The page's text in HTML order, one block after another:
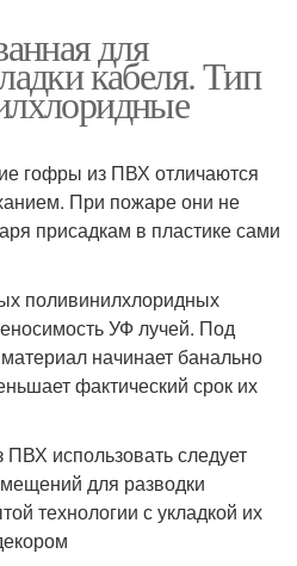
для
кабеля. Тип
гофры из ПВХ отличаются
При пожаре они не
присадкам в пластике сами
поливинилхлоридных
УФ лучей. Под
начинает банально
фактический срок их
использовать следует
для разводки
технологии с укладкой их